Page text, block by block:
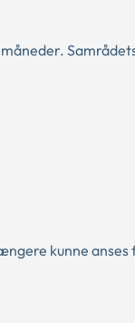
kunne anses